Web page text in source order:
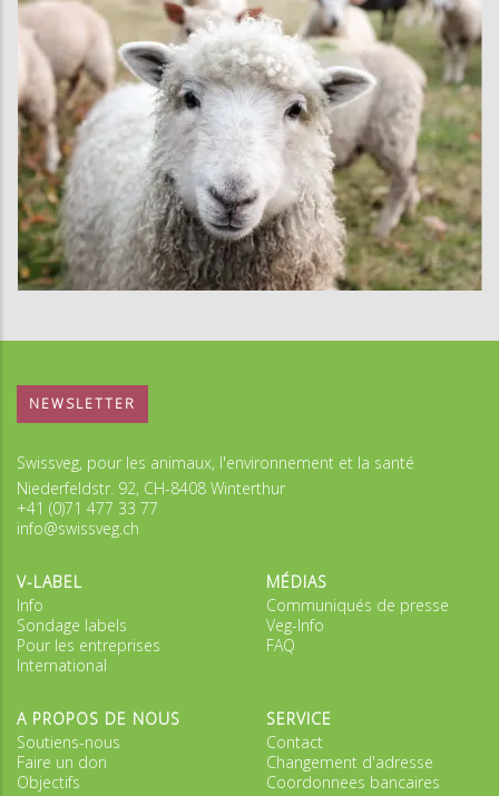
NEWSLETTER
Swissveg, pour les animaux, l'environnement et la santé
Niederfeldstr. 92, CH-8408 Winterthur
+41 (0)71 477 33 77
info@swissveg.ch
V-LABEL
Info
Sondage labels
Pour les entreprises
International
MÉDIAS
Communiqués de presse
Veg-Info
FAQ
A PROPOS DE NOUS
Soutiens-nous
Faire un don
Objectifs
SERVICE
Contact
Changement d'adresse
Coordonnees bancaires